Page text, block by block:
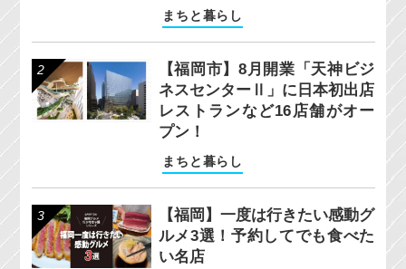
まちと暮らし
【福岡市】8月開業「天神ビジ
ネスセンターⅡ」に日本初出店
レストランなど16店舗がオー
プン！
まちと暮らし
【福岡】一度は行きたい感動グ
ルメ3選！予約してでも食べた
い名店